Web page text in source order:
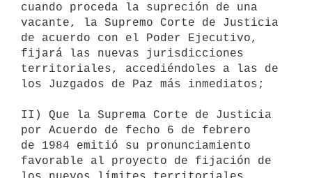
cuando proceda la supreción de una
vacante, la Supremo Corte de Justicia
de acuerdo con el Poder Ejecutivo,
fijará las nuevas jurisdicciones
territoriales, accediéndoles a las de
los Juzgados de Paz más inmediatos;
II) Que la Suprema Corte de Justicia
por Acuerdo de fecho 6 de febrero
de 1984 emitió su pronunciamiento
favorable al proyecto de fijación de